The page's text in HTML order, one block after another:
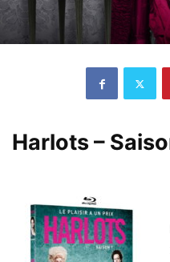
Harlots –